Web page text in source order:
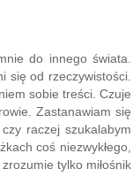
do innego świata.
się od rzeczywistości.
sobie treści. Czuje
Zastanawiam się
raczej szukalabym
coś niezwykłego,
tylko miłośnik